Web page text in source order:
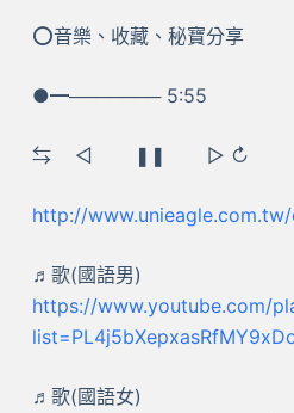
⭕音樂、收藏、秘寶分享
●━─────── 5:55
⇆ ㅤ◁ ㅤㅤ❚❚ ㅤㅤ▷ ↻
http://
♬歌(國語男)
https://www.youtube.com/
♬歌(國語女)